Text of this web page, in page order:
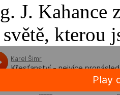
J.
kterou